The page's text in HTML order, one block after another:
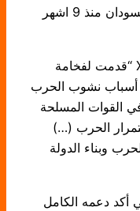
وقف الحرب الحالية المستمرة في السودان منذ 9 اشهر
من جانبه، قال حميدتي على منصة X “قدمت لفخامة
نشوب الحرب
في القوات المسلحة
الحرب (…)
وبناء الدولة
أكد دعمه الكامل